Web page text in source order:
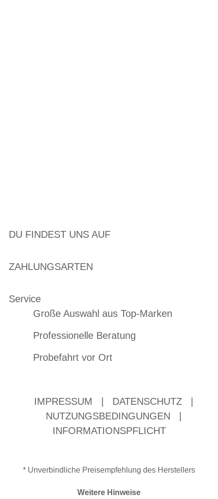
DU FINDEST UNS AUF
ZAHLUNGSARTEN
Service
Große Auswahl aus Top-Marken
Professionelle Beratung
Probefahrt vor Ort
IMPRESSUM DATENSCHUTZ
NUTZUNGSBEDINGUNGEN
INFORMATIONSPFLICHT
* Unverbindliche Preisempfehlung des Herstellers
Weitere Hinweise